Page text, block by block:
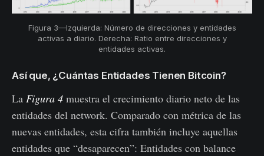
Figura 3—Izquierda: Número de direcciones y entidades
activas a diario. Derecha: Ratio entre direcciones y
entidades activas.
Así que, ¿Cuántas Entidades Tienen Bitcoin?
La Figura 4 muestra el crecimiento diario neto de las
entidades del network. Comparado con métrica de las
nuevas entidades, esta cifra también incluye aquellas
entidades que “desaparecen”: Entidades con balance